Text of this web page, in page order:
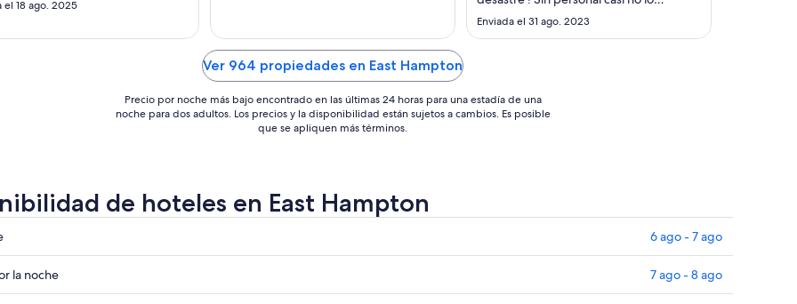
el 18 ago. 2025
de
recomiendo"
Enviada el 31 ago. 2023
Ver 964 propiedades en East Hampton
Precio por noche más bajo encontrado en las últimas 24 horas para una estadía de una
noche para dos adultos. Los precios y la disponibilidad están sujetos a cambios. Es posible
que se apliquen más términos.
de hoteles en East Hampton
6 ago - 7 ago
la noche 7 ago - 8 ago